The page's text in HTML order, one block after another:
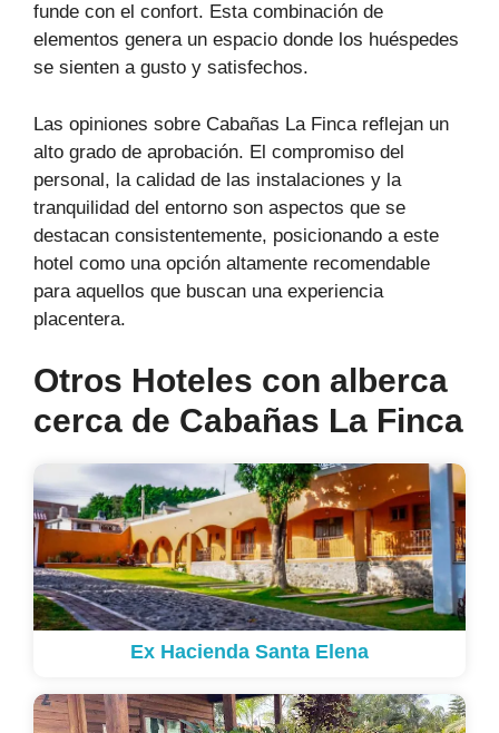
funde con el confort. Esta combinación de
elementos genera un espacio donde los huéspedes
se sienten a gusto y satisfechos.
Las opiniones sobre Cabañas La Finca reflejan un
alto grado de aprobación. El compromiso del
personal, la calidad de las instalaciones y la
tranquilidad del entorno son aspectos que se
destacan consistentemente, posicionando a este
hotel como una opción altamente recomendable
para aquellos que buscan una experiencia
placentera.
Otros Hoteles con alberca
cerca de Cabañas La Finca
Ex Hacienda Santa Elena